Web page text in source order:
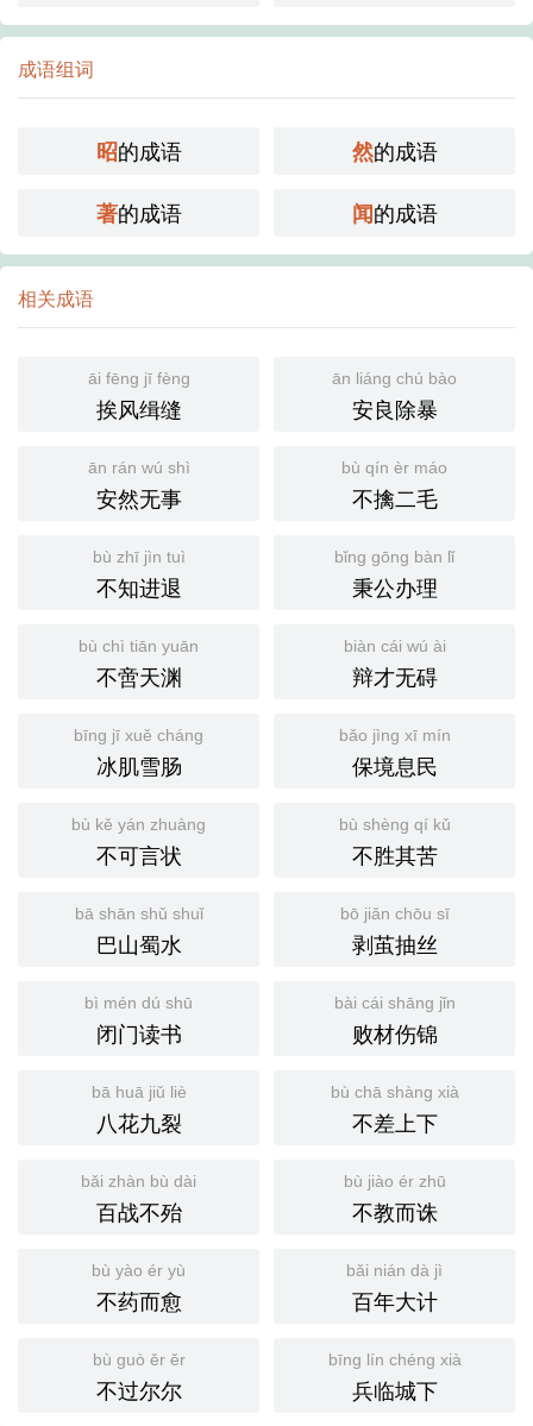
成语组词
昭的成语 然的成语
著的成语 闻的成语
相关成语
āi fēng jī fèng
挨风缉缝
ān liáng chú bào
安良除暴
ān rán wú shì
安然无事
bù qín èr máo
不擒二毛
bù zhī jìn tuì
不知进退
bǐng gōng bàn lǐ
秉公办理
bù chì tiān yuān
不啻天渊
biàn cái wú ài
辩才无碍
bīng jī xuě cháng
冰肌雪肠
bǎo jìng xī mín
保境息民
bù kě yán zhuàng
不可言状
bù shèng qí kǔ
不胜其苦
bā shān shǔ shuǐ
巴山蜀水
bō jiǎn chōu sī
剥茧抽丝
bì mén dú shū
闭门读书
bài cái shāng jǐn
败材伤锦
bā huā jiǔ liè
八花九裂
bù chā shàng xià
不差上下
bǎi zhàn bù dài
百战不殆
bù jiào ér zhū
不教而诛
bù yào ér yù
不药而愈
bǎi nián dà jì
百年大计
bù guò ěr ěr
不过尔尔
bīng lín chéng xià
兵临城下